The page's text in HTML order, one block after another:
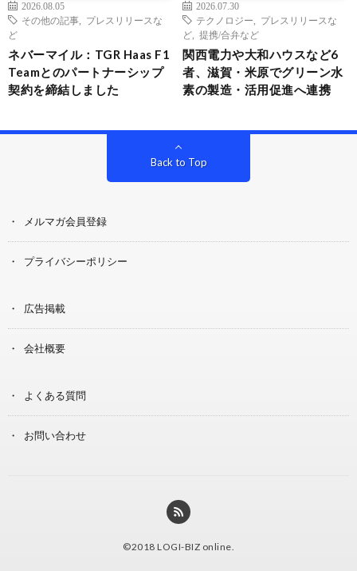
2026.08.05
その他の記事
プレスリリースな
ど
ネバーマイル：TGR Haas F1
Teamとのパートナーシップ
契約を締結しました
2026.07.30
テクノロジー
プレスリリースな
ど
提携/合弁など
関西電力や大和ハウスなど6
者、滋賀・米原でグリーン水
素の製造・活用促進へ連携
Back to Top
メルマガ会員登録
プライバシーポリシー
広告掲載
会社概要
よくある質問
お問い合わせ
©2018 LOGI-BIZ online.